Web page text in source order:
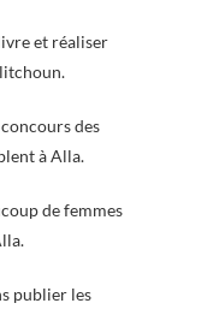
et réaliser
des
à Alla.
de femmes
publier les